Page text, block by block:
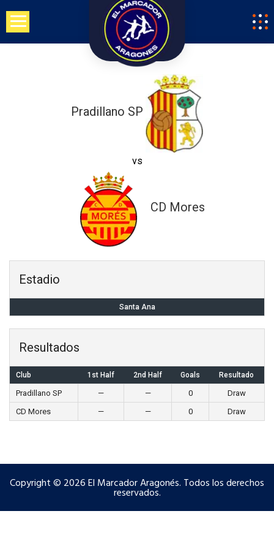
Saltar
contenido
Pradillano SP
vs
CD Mores
Estadio
Santa Ana
Resultados
Club 1st Half 2nd Half Goals Resultado
Pradillano SP — — 0
Draw
CD Mores
— — 0 Draw
Copyright © 2026 El Marcador Aragonés. Todos los derechos
reservados.